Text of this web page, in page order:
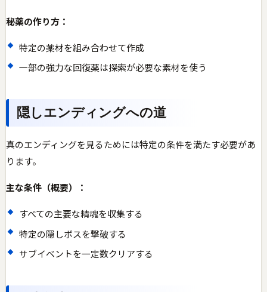
秘薬の作り方：
特定の薬材を組み合わせて作成
一部の強力な回復薬は探索が必要な素材を使う
隠しエンディングへの道
真のエンディングを見るためには特定の条件を満たす必要があ
ります。
主な条件（概要）：
すべての主要な精魂を収集する
特定の隠しボスを撃破する
サブイベントを一定数クリアする